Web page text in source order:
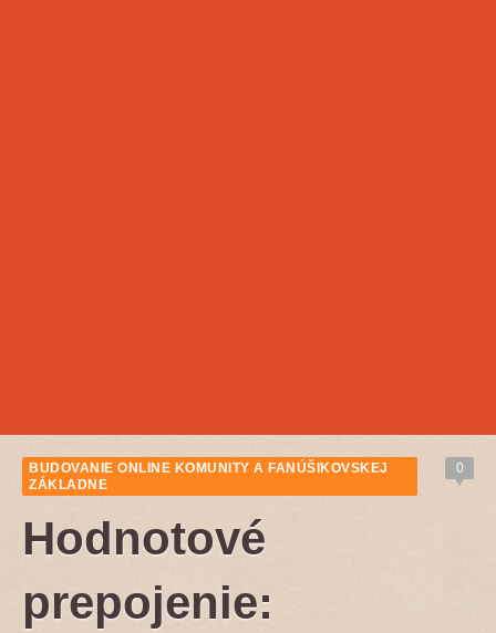
BUDOVANIE ONLINE KOMUNITY A FANÚŠIKOVSKEJ
ZÁKLADNE
0
Hodnotové
prepojenie: